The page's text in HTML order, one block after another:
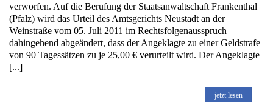
verworfen. Auf die Berufung der Staatsanwaltschaft Frankenthal
(Pfalz) wird das Urteil des Amtsgerichts Neustadt an der
Weinstraße vom 05. Juli 2011 im Rechtsfolgenausspruch
dahingehend abgeändert, dass der Angeklagte zu einer Geldstrafe
von 90 Tagessätzen zu je 25,00 € verurteilt wird. Der Angeklagte
[...]
jetzt lesen